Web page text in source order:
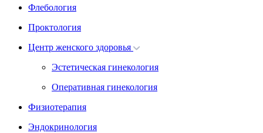
Флебология
Проктология
Центр женского здоровья
Эстетическая гинекология
Оперативная гинекология
Физиотерапия
Эндокринология